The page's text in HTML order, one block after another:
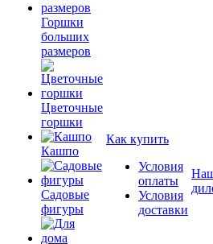
Горшки
больших
размеров
Цветочные
горшки
Кашпо
Садовые
фигуры
Как купить
Условия
оплаты
Условия
доставки